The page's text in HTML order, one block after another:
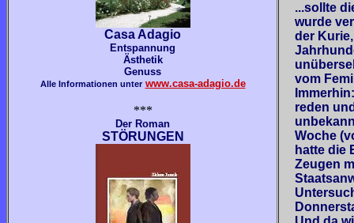
Casa Adagio
Entspannung
Ästhetik
Genuss
Alle Informationen unter www.casa-adagio.de
***
Der Roman
STÖRUNGEN
...sollte
wurde
der
vom
reden
Woche
hatte die
Zeugen